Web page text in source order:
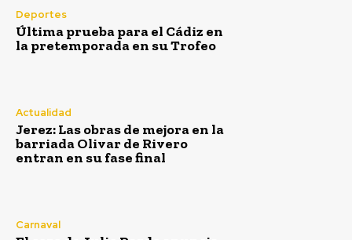
Deportes
Última prueba para el Cádiz en
la pretemporada en su Trofeo
Actualidad
Jerez: Las obras de mejora en la
barriada Olivar de Rivero
entran en su fase final
Carnaval